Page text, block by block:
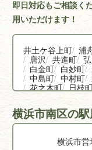
即日対応もご相談く
用いただけます！
井土ケ谷上町 浦
唐沢
共進町
白金町
白妙町
中島町 中村町
花之木町
日枝
別所中里台
万世町
南太田
横浜市南区の
横浜市